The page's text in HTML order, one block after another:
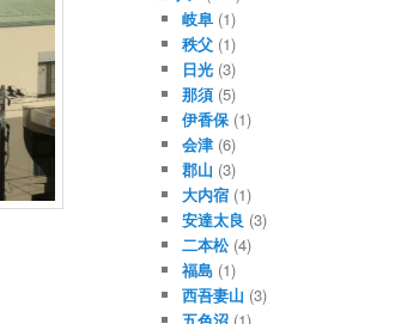
岐阜(1)
秩父(1)
日光(3)
那須(5)
伊香保(1)
会津(6)
郡山 (3)
大内宿(1)
安達太良 (3)
二本松(4)
福島(1)
西吾妻山 (3)
五色沼(1)